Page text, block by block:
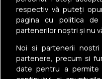
Spații comerciale de
Spații comerciale
Spații comerciale
respectiv vă puteți
pagina cu politica de
partenerilor noștri și nu
Noi si partenerii
partenere, precum si
date pentru a permite